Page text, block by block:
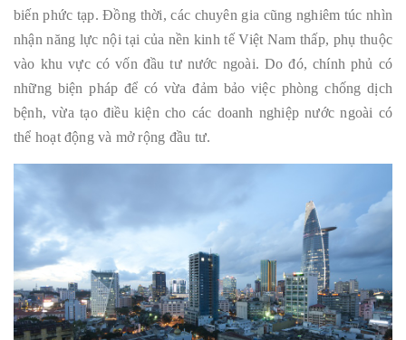
biến phức tạp. Đồng thời, các chuyên gia cũng nghiêm túc nhìn
nhận năng lực nội tại của nền kinh tế Việt Nam thấp, phụ thuộc
vào khu vực có vốn đầu tư nước ngoài. Do đó, chính phủ có
những biện pháp để có vừa đảm bảo việc phòng chống dịch
bệnh, vừa tạo điều kiện cho các doanh nghiệp nước ngoài có
thể hoạt động và mở rộng đầu tư.